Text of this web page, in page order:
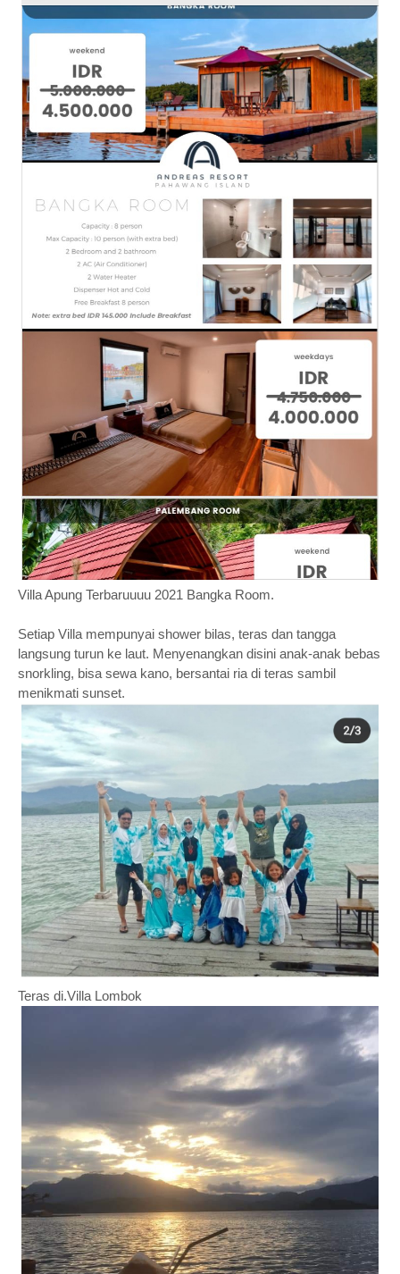
Villa Apung Terbaruuuu 2021 Bangka Room.
Setiap Villa mempunyai shower bilas, teras dan tangga
langsung turun ke laut. Menyenangkan disini anak-anak bebas
snorkling, bisa sewa kano, bersantai ria di teras sambil
menikmati sunset.
Teras di.Villa Lombok